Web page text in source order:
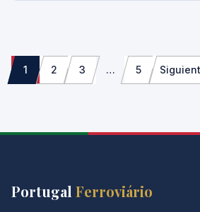
Paginação
dos
1 2 3 … 5
Portugal Ferroviário